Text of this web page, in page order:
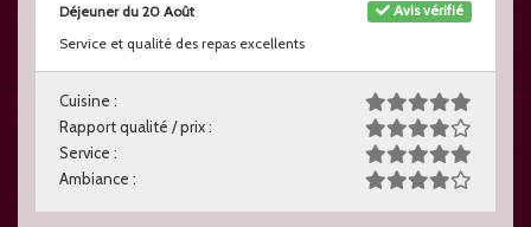
Avis vérifié
Déjeuner du 20 Août
Service et qualité des repas excellents
Cuisine :
Rapport qualité / prix :
Service :
Ambiance :